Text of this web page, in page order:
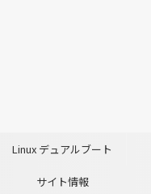
Linux デュアルブート
サイト情報